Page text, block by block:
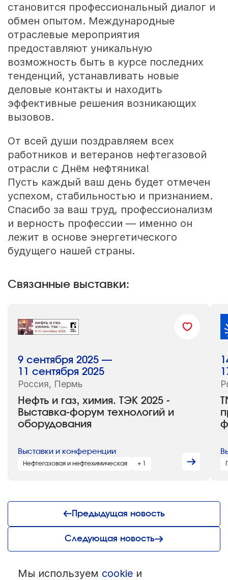
становится профессиональный диалог и
обмен опытом. Международные
отраслевые мероприятия
предоставляют уникальную
возможность быть в курсе последних
тенденций, устанавливать новые
деловые контакты и находить
эффективные решения возникающих
вызовов.
От всей души поздравляем всех
работников и ветеранов нефтегазовой
отрасли с Днём нефтяника!
Пусть каждый ваш день будет отмечен
успехом, стабильностью и признанием.
Спасибо за ваш труд, профессионализм
и верность профессии — именно он
лежит в основе энергетического
будущего нашей страны.
Связанные выставки:
Нефть и газ, химия. ТЭК 2025 -
Выставка-форум технологий и
оборудования
9 сентября 2025 —
11 сентября 2025
Россия, Пермь
Выставки и конференции
Нефтегазовая и нефтехимическая + 1
Предыдущая новость
Следующая новость
© 1992 — 2026 ООО «НЕГУС ЭКСПО Интернэшнл»
Мы используем cookieи